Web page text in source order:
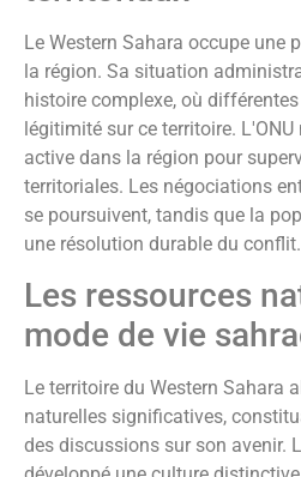
Le Western Sahara occupe une
la région. Sa situation
histoire complexe, où
légitimité sur ce territoire.
active dans la région pour
territoriales. Les négociations
se poursuivent, tandis que la
une résolution durable du conflit.
Les ressources
mode de vie
Le territoire du Western Sahara
naturelles significatives,
des discussions sur son avenir.